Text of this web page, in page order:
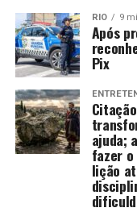
RIO 9
Após
Pix
ajuda;
fazer
lição